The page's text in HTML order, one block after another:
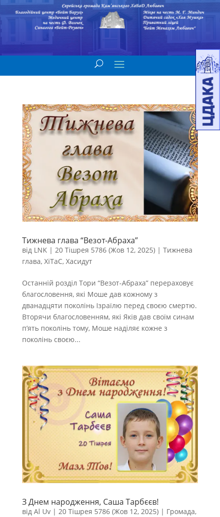
Тижнева глава “Везот-Абраха”
від LNK| 20 Тішрея 5786 (Жов 12, 2025)| Тижнева
глава, ХіТаС, Хасидут
Останній розділ Тори “Везот-Абраха” перераховує
благословення, які Моше дав кожному з
дванадцяти поколінь Ізраїлю перед своєю смертю.
Вторячи благословенням, які Яків дав своїм синам
п’ять поколінь тому, Моше наділяє кожне з
поколінь своєю...
З Днем народження, Саша Тарбєєв!
від Al Uv| 20 Тішрея 5786 (Жов 12, 2025)| Громада,